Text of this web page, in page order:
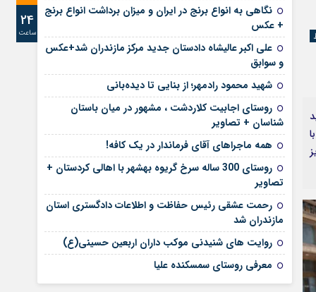
مرا به خاطر بسپار
24
ساعت
نگاهی به انواع برنج در ایران و میزان برداشت انواع برنج
+ عکس
علی‌ اکبر عالیشاه دادستان جدید مرکز مازندران شد+عکس
و سوابق
شهید محمود رادمهر؛ از بنایی تا دیده‌بانی
روستای اجابیت کلاردشت ، مشهور در میان باستان
شناسان + تصاویر
همه ماجراهای آقای فرماندار در یک کافه!
روستای 300 ساله سرخ ‌گریوه بهشهر با اهالی کردستان +
تصاویر
رحمت عشقی رئیس حفاظت و اطلاعات دادگستری استان
مازندران شد
روایت های شنیدنی موکب داران اربعین حسینی(ع)
معرفی روستای سمسکنده علیا